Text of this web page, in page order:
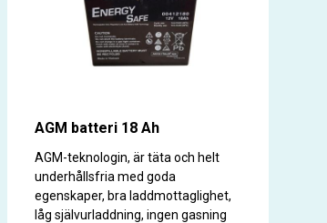
AGM batteri 18 Ah
AGM-teknologin, är täta och helt
underhållsfria med goda
egenskaper, bra laddmottaglighet,
låg självurladdning, ingen gasning